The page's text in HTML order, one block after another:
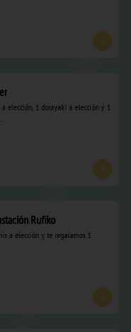
elección, 1 dorayaki a elección y 1
Rufiko
a elección y te regalamos 1